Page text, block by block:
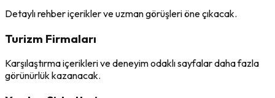
Detaylı rehber içerikler ve uzman görüşleri öne çıkacak.
Turizm Firmaları
Karşılaştırma içerikleri ve deneyim odaklı sayfalar daha fazla
görünürlük kazanacak.